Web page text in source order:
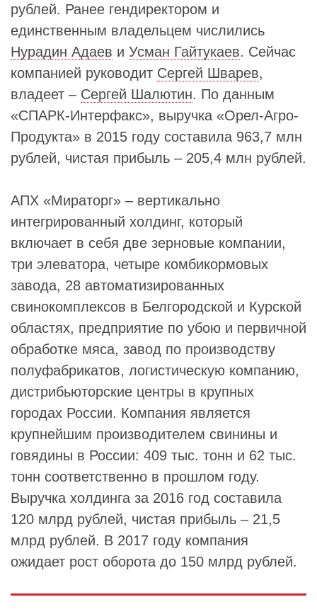
рублей. Ранее гендиректором и
единственным владельцем числились
Нурадин Адаев и Усман Гайтукаев. Сейчас
компанией руководит Сергей Шварев,
владеет – Сергей Шалютин. По данным
«СПАРК-Интерфакс», выручка «Орел-Агро-
Продукта» в 2015 году составила 963,7 млн
рублей, чистая прибыль – 205,4 млн рублей.
АПХ «Мираторг» – вертикально
интегрированный холдинг, который
включает в себя две зерновые компании,
три элеватора, четыре комбикормовых
завода, 28 автоматизированных
свинокомплексов в Белгородской и Курской
областях, предприятие по убою и первичной
обработке мяса, завод по производству
полуфабрикатов, логистическую компанию,
дистрибьюторские центры в крупных
городах России. Компания является
крупнейшим производителем свинины и
говядины в России: 409 тыс. тонн и 62 тыс.
тонн соответственно в прошлом году.
Выручка холдинга за 2016 год составила
120 млрд рублей, чистая прибыль – 21,5
млрд рублей. В 2017 году компания
ожидает рост оборота до 150 млрд рублей.